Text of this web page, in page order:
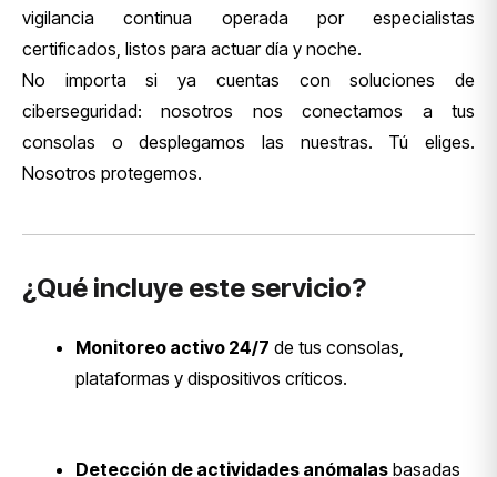
vigilancia continua operada por especialistas
certificados, listos para actuar día y noche.
No importa si ya cuentas con soluciones de
ciberseguridad: nosotros nos conectamos a tus
consolas o desplegamos las nuestras. Tú eliges.
Nosotros protegemos.
¿Qué incluye este servicio?
Monitoreo activo 24/7 de tus consolas,
plataformas y dispositivos críticos.
Detección de actividades anómalas basadas